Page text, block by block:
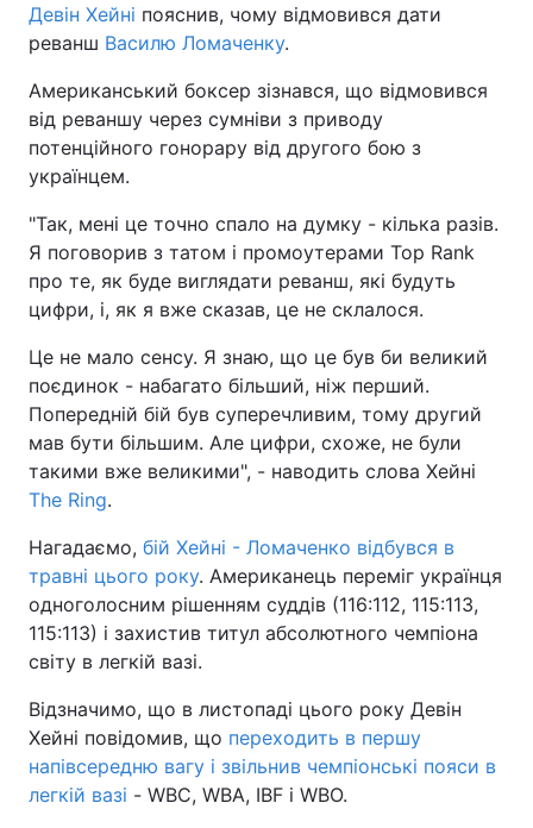
Девін Хейні пояснив, чому відмовився дати
реванш Василю Ломаченку.
Американський боксер зізнався, що відмовився
від реваншу через сумніви з приводу
потенційного гонорару від другого бою з
українцем.
"Так, мені це точно спало на думку - кілька разів.
Я поговорив з татом і промоутерами Top Rank
про те, як буде виглядати реванш, які будуть
цифри, і, як я вже сказав, це не склалося.
Це не мало сенсу. Я знаю, що це був би великий
поєдинок - набагато більший, ніж перший.
Попередній бій був суперечливим, тому другий
мав бути більшим. Але цифри, схоже, не були
такими вже великими", - наводить слова Хейні
The Ring.
Нагадаємо, бій Хейні - Ломаченко відбувся в
травні цього року. Американець переміг українця
одноголосним рішенням суддів (116:112, 115:113,
115:113) і захистив титул абсолютного чемпіона
світу в легкій вазі.
Відзначимо, що в листопаді цього року Девін
Хейні повідомив, що переходить в першу
напівсередню вагу і звільнив чемпіонські пояси в
легкій вазі - WBC, WBA, IBF і WBO.